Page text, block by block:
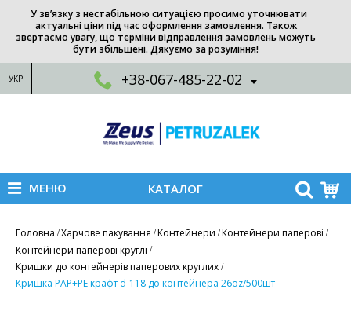
У зв’язку з нестабільною ситуацією просимо уточнювати
актуальні ціни під час оформлення замовлення. Також
звертаємо увагу, що терміни відправлення замовлень можуть
бути збільшені. Дякуємо за розуміння!
УКР +38-067-485-22-02
МЕНЮ КАТАЛОГ
Головна Харчове пакування Контейнери Контейнери паперові
Контейнери паперові круглі
Кришки до контейнерів паперових круглих
Кришка PAP+PE крафт d-118 до контейнера 26oz/500шт